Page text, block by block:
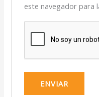
este navegador para